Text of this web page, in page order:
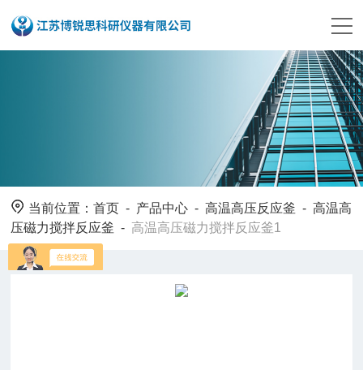
当前位置：首页 - 产品中心 -高温高压反应釜 -高温高
压磁力搅拌反应釜 -高温高压磁力搅拌反应釜1